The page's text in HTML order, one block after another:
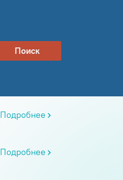
Поиск
Подробнее
Подробнее